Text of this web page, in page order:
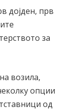
дојден, прв
за
возила,
опции
од